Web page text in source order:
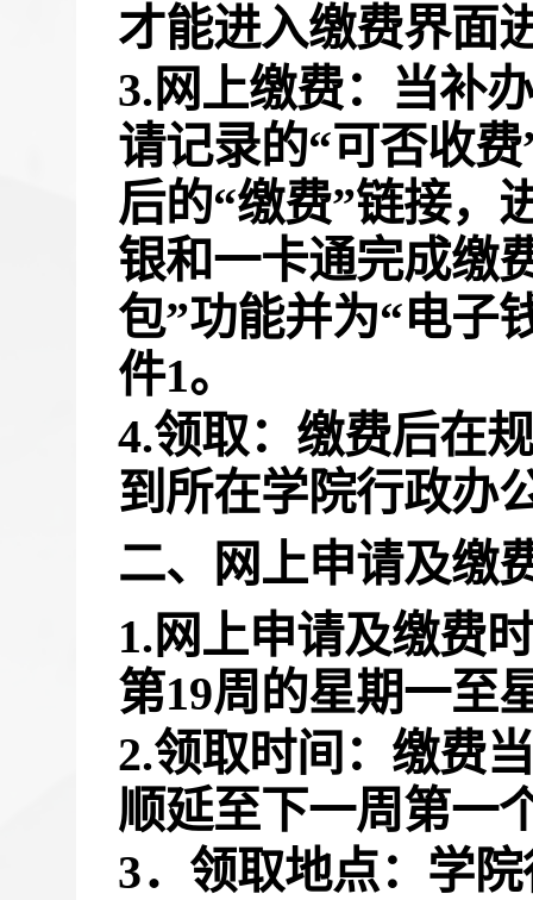
才能进入缴费界面
3.网上缴费：当补
请记录的“可否收
后的“缴费”链接，
银和一卡通完成缴
包”功能并为“电子
件1。
4.领取：缴费后在
到所在学院行政办
二、网上申请及缴
1.网上申请及缴费
第19周的星期一至
2.领取时间：缴费
顺延至下一周第一
3．领取地点：学